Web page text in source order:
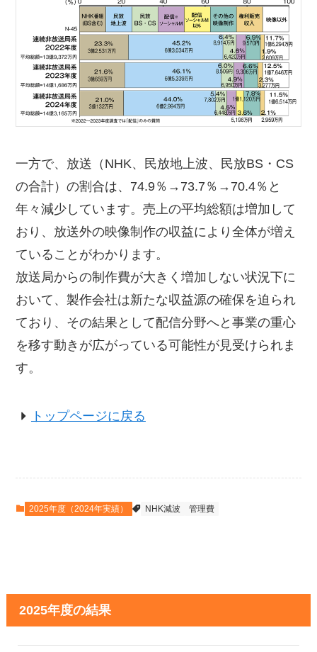
一方で、放送（NHK、民放地上波、民放BS・CS
の合計）の割合は、74.9％→73.7％→70.4％と
年々減少しています。売上の平均総額は増加して
おり、放送外の映像制作の収益により全体が増え
ていることがわかります。
放送局からの制作費が大きく増加しない状況下に
おいて、製作会社は新たな収益源の確保を迫られ
ており、その結果として配信分野へと事業の重心
を移す動きが広がっている可能性が見受けられま
す。
トップページに戻る
2025年度（2024年実績） NHK減波 管理費
2025年度の結果